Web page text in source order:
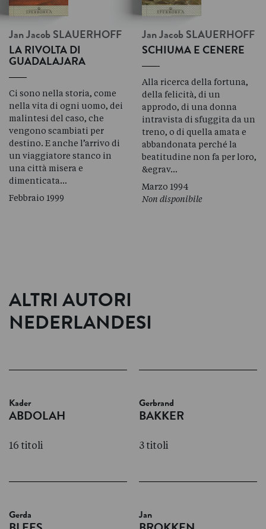
Jan Jacob SLAUERHOFF
LA RIVOLTA DI
GUADALAJARA
Ci sono nella storia, come
nella vita di ogni uomo, dei
malintesi del caso, che
vengono scambiati per
destino. E anche l’arrivo di
un viaggiatore stanco in
una città misera e
dimenticata…
Febbraio 1999
Jan Jacob SLAUERHOFF
SCHIUMA E CENERE
Alla ricerca della fortuna,
della felicità, di un
approdo, di una donna
intravista di sfuggita da un
treno, o di quella amata e
abbandonata perché la
beatitudine non fa per loro,
&egrav…
Marzo 1994
Non disponibile
ALTRI AUTORI
NEDERLANDESI
Kader
ABDOLAH
16 titoli
Gerbrand
BAKKER
3 titoli
Gerda Jan